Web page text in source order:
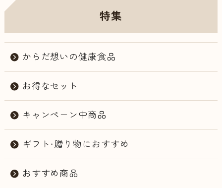
特集
からだ想いの健康食品
お得なセット
キャンペーン中商品
ギフト・贈り物におすすめ
おすすめ商品